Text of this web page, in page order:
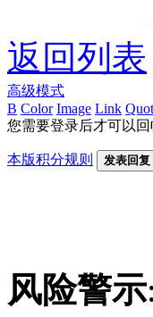
返回列表
高级模式
B Color Image Link
您需要登录后才可以回
本版积分规则 发表回复
风险警示